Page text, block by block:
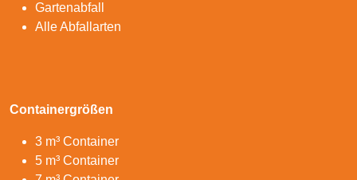
Gartenabfall
Alle Abfallarten
Containergrößen
3 m³ Container
5 m³ Container